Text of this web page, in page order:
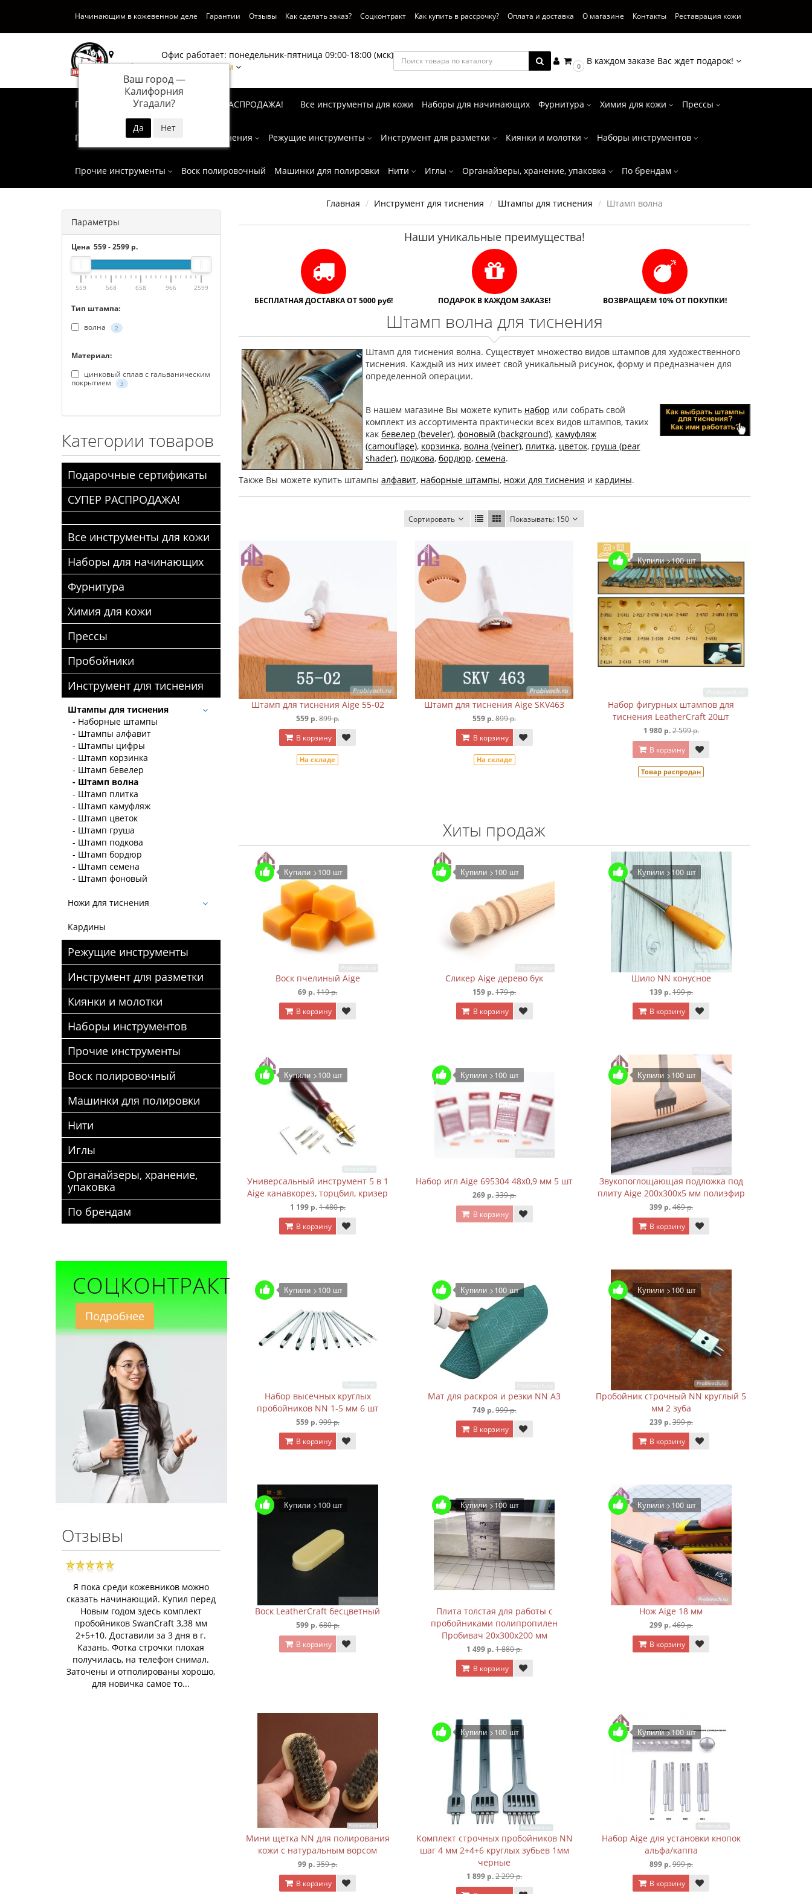
Начинающим в кожевенном деле Гарантии Отзывы Как сделать заказ? Соцконтракт Как купить в рассрочку? Оплата и доставка О магазине Контакты Реставрация кожи
Калифорния
Ваш город —
Калифорния
Угадали?
Офис работает: понедельник-пятница 09:00-18:00 (мск)
Написать нам
0 В каждом заказе Вас ждет подарок!
Подарочные сертификаты СУПЕР РАСПРОДАЖА! Все инструменты для кожи Наборы для начинающих Фурнитура Химия для кожи Прессы
Пробойники Инструмент для тиснения Режущие инструменты Инструмент для разметки Киянки и молотки Наборы инструментов
Прочие инструменты Воск полировочный Машинки для полировки Нити Иглы Органайзеры, хранение, упаковка По брендам
Параметры
Цена 559-2599 р.
559 568 658 966 2599
Тип штампа:
волна
2
Материал:
цинковый сплав с гальваническим
покрытием
3
Категории товаров
Подарочные сертификаты
СУПЕР РАСПРОДАЖА!
Все инструменты для кожи
Наборы для начинающих
Фурнитура
Химия для кожи
Прессы
Пробойники
Инструмент для тиснения
Штампы для тиснения
- Наборные штампы
- Штампы алфавит
- Штампы цифры
- Штамп корзинка
- Штамп бевелер
- Штамп волна
- Штамп плитка
- Штамп камуфляж
- Штамп цветок
- Штамп груша
- Штамп подкова
- Штамп бордюр
- Штамп семена
- Штамп фоновый
Ножи для тиснения
Кардины
Режущие инструменты
Инструмент для разметки
Киянки и молотки
Наборы инструментов
Прочие инструменты
Воск полировочный
Машинки для полировки
Нити
Иглы
Органайзеры, хранение,
упаковка
По брендам
СОЦКОНТРАКТ
Подробнее
Отзывы
Я пока среди кожевников можно
сказать начинающий. Купил перед
Новым годом здесь комплект
пробойников SwanCraft 3,38 мм
2+5+10. Доставили за 3 дня в г.
Казань. Фотка строчки плохая
получилась, на телефон снимал.
Заточены и отполированы хорошо,
для новичка самое то...
Главная Инструмент для тиснения Штампы для тиснения Штамп волна
Наши уникальные преимущества!
БЕСПЛАТНАЯ ДОСТАВКА ОТ 5000 руб! ПОДАРОК В КАЖДОМ ЗАКАЗЕ! ВОЗВРАЩАЕМ 10% ОТ ПОКУПКИ!
Штамп волна для тиснения
Штамп для тиснения волна. Существует множество видов штампов для художественного
тиснения. Каждый из них имеет свой уникальный рисунок, форму и предназначен для
определенной операции.
В нашем магазине Вы можете купить набор или собрать свой
комплект из ассортимента практически всех видов штампов, таких
как бевелер (beveler), фоновый (background), камуфляж
(camouflage), корзинка, волна (veiner), плитка, цветок, груша (pear
shader), подкова, бордюр, семена.
Также Вы можете купить штампы алфавит, наборные штампы, ножи для тиснения и кардины.
Сортировать Показывать: 150
Штамп для тиснения Aige 55-02
559 р.899 р.
В корзину
На складе
Штамп для тиснения Aige SKV463
559 р. 899 р.
В корзину
На складе
Купили >100 шт
Набор фигурных штампов для
тиснения LeatherCraft 20шт
1 980 р.2 599 р.
В корзину
Товар распродан
Хиты продаж
Купили >100 шт
Воск пчелиный Aige
69 р. 119 р.
В корзину
Купили >100 шт
Сликер Aige дерево бук
159 р. 179 р.
В корзину
Купили >100 шт
Шило NN конусное
139 р.199 р.
В корзину
Купили >100 шт
Универсальный инструмент 5 в 1
Aige канавкорез, торцбил, кризер
1 199 р.1 480 р.
В корзину
Купили >100 шт
Набор игл Aige 695304 48х0,9 мм 5 шт
269 р. 339 р.
В корзину
Купили >100 шт
Звукопоглощающая подложка под
плиту Aige 200х300х5 мм полиэфир
399 р.469 р.
В корзину
Купили >100 шт
Набор высечных круглых
пробойников NN 1-5 мм 6 шт
559 р.999 р.
В корзину
Купили >100 шт
Мат для раскроя и резки NN А3
749 р. 999 р.
В корзину
Купили >100 шт
Пробойник строчный NN круглый 5
мм 2 зуба
239 р.399 р.
В корзину
Купили >100 шт
Воск LeatherCraft бесцветный
599 р.680 р.
В корзину
Купили >100 шт
Плита толстая для работы с
пробойниками полипропилен
Пробивач 20х300х200 мм
1 499 р. 1 880 р.
В корзину
Купили >100 шт
Нож Aige 18 мм
299 р.469 р.
В корзину
Мини щетка NN для полирования
кожи с натуральным ворсом
99 р. 359 р.
В корзину
Купили >100 шт
Комплект строчных пробойников NN
шаг 4 мм 2+4+6 круглых зубьев 1мм
черные
1 899 р. 2 299 р.
Купили >100 шт
Набор Aige для установки кнопок
альфа/каппа
899 р.999 р.
В корзину